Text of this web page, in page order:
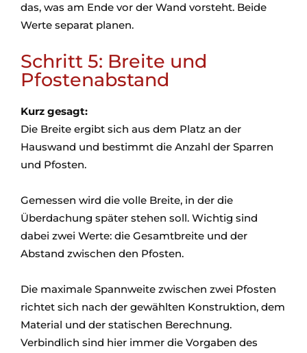
das, was am Ende vor der Wand vorsteht. Beide
Werte separat planen.
Schritt 5: Breite und
Pfostenabstand
Kurz gesagt:
Die Breite ergibt sich aus dem Platz an der
Hauswand und bestimmt die Anzahl der Sparren
und Pfosten.
Gemessen wird die volle Breite, in der die
Überdachung später stehen soll. Wichtig sind
dabei zwei Werte: die Gesamtbreite und der
Abstand zwischen den Pfosten.
Die maximale Spannweite zwischen zwei Pfosten
richtet sich nach der gewählten Konstruktion, dem
Material und der statischen Berechnung.
Verbindlich sind hier immer die Vorgaben des